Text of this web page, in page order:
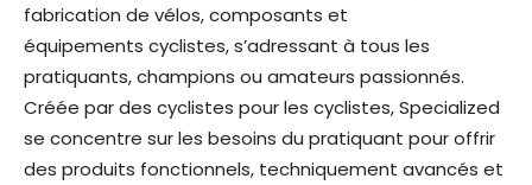
fabrication de vélos, composants et
équipements cyclistes, s’adressant à tous les
pratiquants, champions ou amateurs passionnés.
Créée par des cyclistes pour les cyclistes, Specialized
se concentre sur les besoins du pratiquant pour offrir
des produits fonctionnels, techniquement avancés et